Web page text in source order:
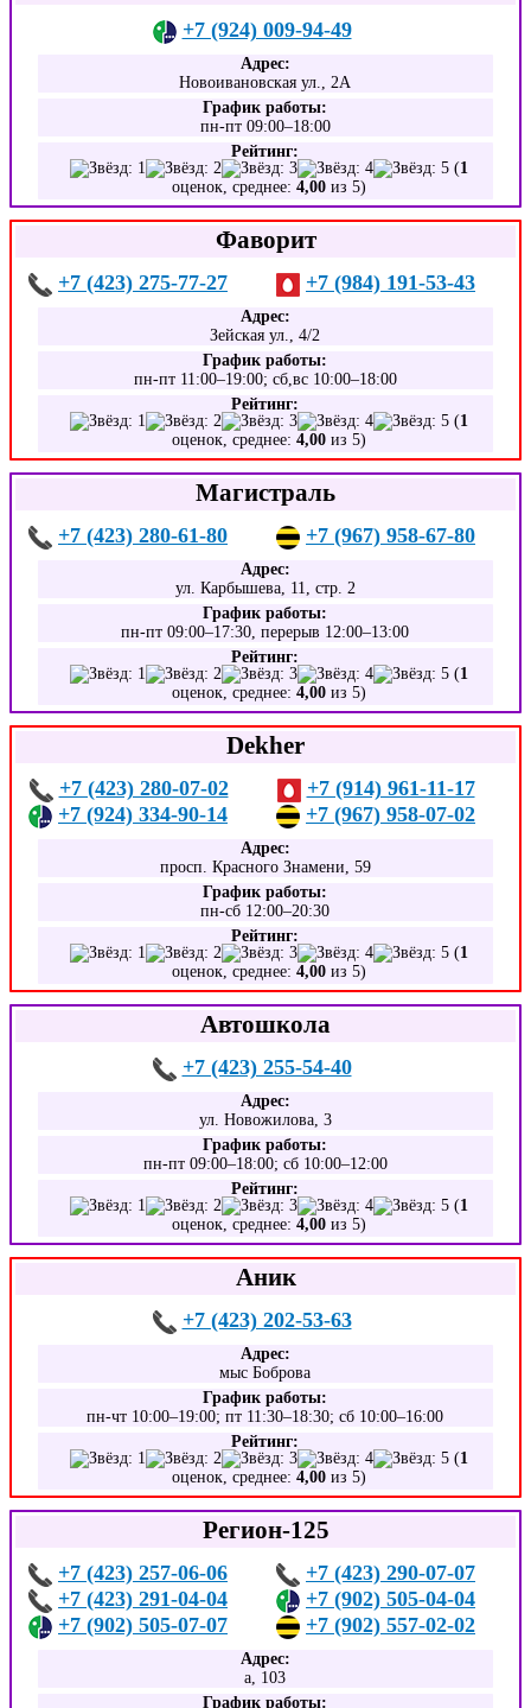
+7 (924) 009-94-49
Адрес:
Новоивановская ул., 2А
График работы:
пн-пт 09:00–18:00
Рейтинг:
(1
оценок, среднее:4,00 из 5)
Фаворит
+7 (423) 275-77-27 +7 (984) 191-53-43
Адрес:
Зейская ул., 4/2
График работы:
пн-пт 11:00–19:00; сб,вс 10:00–18:00
Рейтинг:
(1
оценок, среднее:4,00 из 5)
Магистраль
+7 (423) 280-61-80 +7 (967) 958-67-80
Адрес:
ул. Карбышева, 11, стр. 2
График работы:
пн-пт 09:00–17:30, перерыв 12:00–13:00
Рейтинг:
(1
оценок, среднее:4,00 из 5)
Dekher
+7 (423) 280-07-02
+7 (914) 961-11-17
+7 (924) 334-90-14
+7 (967) 958-07-02
Адрес:
просп. Красного Знамени, 59
График работы:
пн-сб 12:00–20:30
Рейтинг:
(1
оценок, среднее:4,00 из 5)
Автошкола
+7 (423) 255-54-40
Адрес:
ул. Новожилова, 3
График работы:
пн-пт 09:00–18:00; сб 10:00–12:00
Рейтинг:
(1
оценок, среднее:4,00 из 5)
Аник
+7 (423) 202-53-63
Адрес:
мыс Боброва
График работы:
пн-чт 10:00–19:00; пт 11:30–18:30; сб 10:00–16:00
Рейтинг:
(1
оценок, среднее:4,00 из 5)
Регион-125
+7 (423) 257-06-06
+7 (423) 290-07-07
+7 (423) 291-04-04
+7 (902) 505-04-04
+7 (902) 505-07-07
+7 (902) 557-02-02
Адрес:
а, 103
График работы: